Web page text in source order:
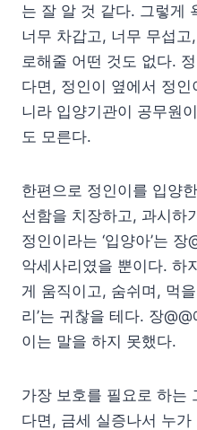
는 잘 알 것 같다. 그렇게
너무 차갑고, 너무 무섭
로해줄 어떤 것도 없다.
다면, 정인이 옆에서 정
니라 입양기관이 공무원
도 모른다.
한편으로 정인이를 입양
선함을 치장하고, 과시하
정인이라는 ‘입양아’는
악세사리였을 뿐이다. 하
게 움직이고, 숨쉬며, 먹
리’는 귀찮을 테다. 장
이는 말을 하지 못했다.
가장 보호를 필요로 하는
다면, 금세 실증나서 누